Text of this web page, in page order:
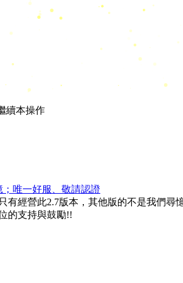
續本操作
唯一好服、敬請認證
有經營此2.7版本，其他版的不是我們尋
的支持與鼓勵!!